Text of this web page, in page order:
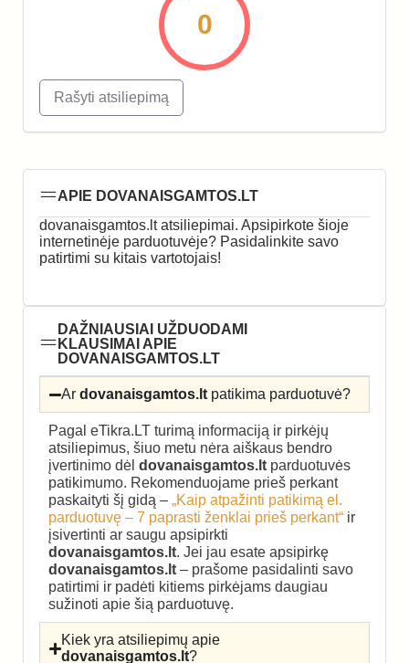
0
Rašyti atsiliepimą
APIE DOVANAISGAMTOS.LT
dovanaisgamtos.lt atsiliepimai. Apsipirkote šioje
internetinėje parduotuvėje? Pasidalinkite savo
patirtimi su kitais vartotojais!
DAŽNIAUSIAI UŽDUODAMI
KLAUSIMAI APIE
DOVANAISGAMTOS.LT
Ardovanaisgamtos.lt patikima parduotuvė?
Pagal eTikra.LT turimą informaciją ir pirkėjų
atsiliepimus, šiuo metu nėra aiškaus bendro
įvertinimo dėl dovanaisgamtos.lt parduotuvės
patikimumo. Rekomenduojame prieš perkant
paskaityti šį gidą – „Kaip atpažinti patikimą el.
parduotuvę – 7 paprasti ženklai prieš perkant“ ir
įsivertinti ar saugu apsipirkti
dovanaisgamtos.lt. Jei jau esate apsipirkę
dovanaisgamtos.lt – prašome pasidalinti savo
patirtimi ir padėti kitiems pirkėjams daugiau
sužinoti apie šią parduotuvę.
Kiek yra atsiliepimų apie
dovanaisgamtos.lt?